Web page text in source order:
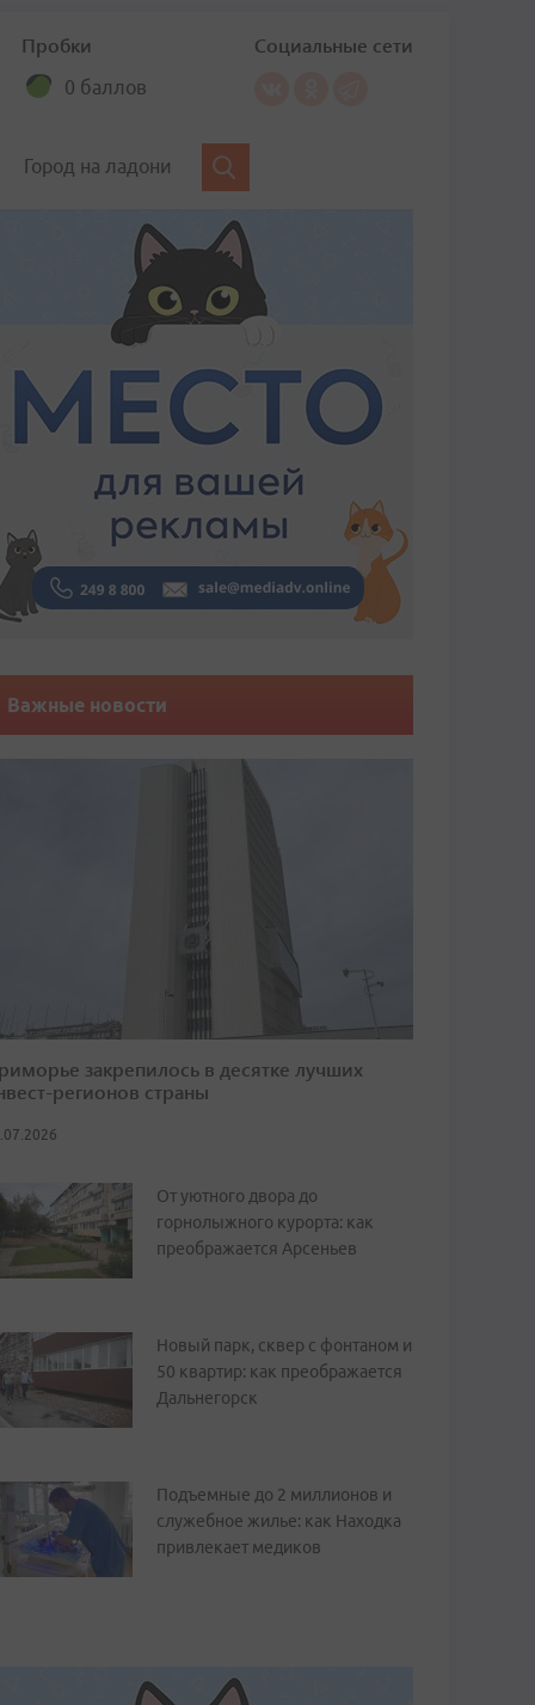
Пробки
0 баллов
Социальные сети
Город на ладони
Важные новости
закрепилось в десятке лучших
регионов страны
От уютного двора до
горнолыжного курорта: как
преображается Арсеньев
Новый парк, сквер с фонтаном и
50 квартир: как преображается
Дальнегорск
Подъемные до 2 миллионов и
служебное жилье: как Находка
привлекает медиков